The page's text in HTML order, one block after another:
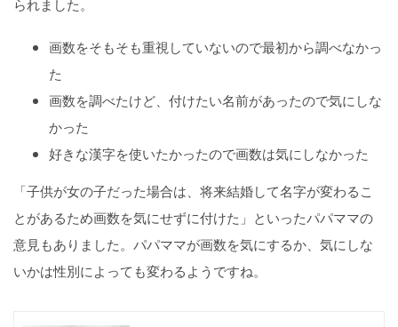
られました。
画数をそもそも重視していないので最初から調べなかっ
た
画数を調べたけど、付けたい名前があったので気にしな
かった
好きな漢字を使いたかったので画数は気にしなかった
「子供が女の子だった場合は、将来結婚して名字が変わるこ
とがあるため画数を気にせずに付けた」といったパパママの
意見もありました。パパママが画数を気にするか、気にしな
いかは性別によっても変わるようですね。